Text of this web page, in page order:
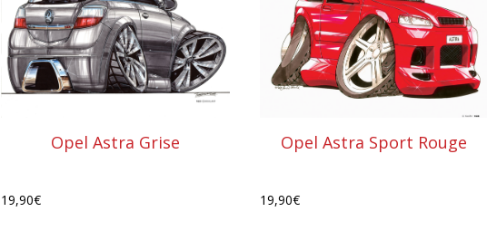
Opel Astra Grise
19,90€
Opel Astra Sport Rouge
19,90€